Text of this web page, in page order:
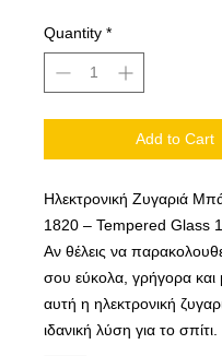
Quantity *
Add to Cart
Ηλεκτρονική Ζυγαριά
1820 – Tempered Glass
Αν θέλεις να
σου εύκολα, γρήγορα και
αυτή η ηλεκτρονική
ιδανική λύση για το σπίτι.